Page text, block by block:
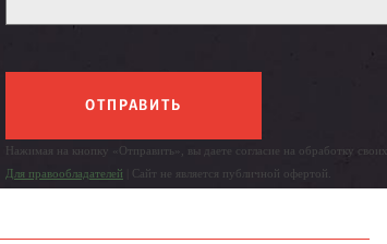
ОТПРАВИТЬ
Нажимая на кнопку «Отправить», вы даете согласие на обработку своих
Для правообладателей | Сайт не является публичной офертой.